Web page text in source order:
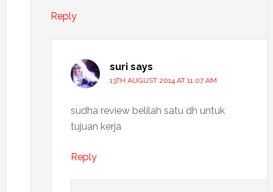
Reply
suri says
13TH AUGUST 2014 AT 11:07 AM
sudha review belilah satu dh untuk
tujuan kerja
Reply